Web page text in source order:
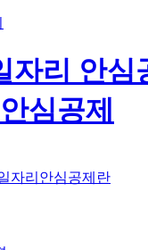
심공제
자리안심공제란